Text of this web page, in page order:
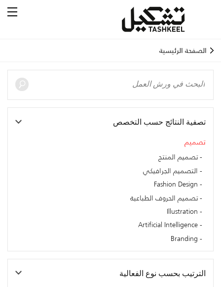
الصفحة الرئيسية
تصفية النتائج حسب التخصص
تصميم
تصميم المنتج
التصميم الجرافيكي
Fashion Design
تصميم الحروف الطباعية
Illustration
Artificial Intelligence
Branding
الترتيب بحسب نوع الفعالية